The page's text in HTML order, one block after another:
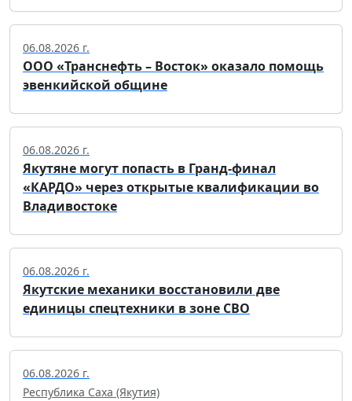
06.08.2026 г.
ООО «Транснефть – Восток» оказало помощь
эвенкийской общине
06.08.2026 г.
Якутяне могут попасть в Гранд-финал
«КАРДО» через открытые квалификации во
Владивостоке
06.08.2026 г.
Якутские механики восстановили две
единицы спецтехники в зоне СВО
06.08.2026 г.
Республика Саха (Якутия)